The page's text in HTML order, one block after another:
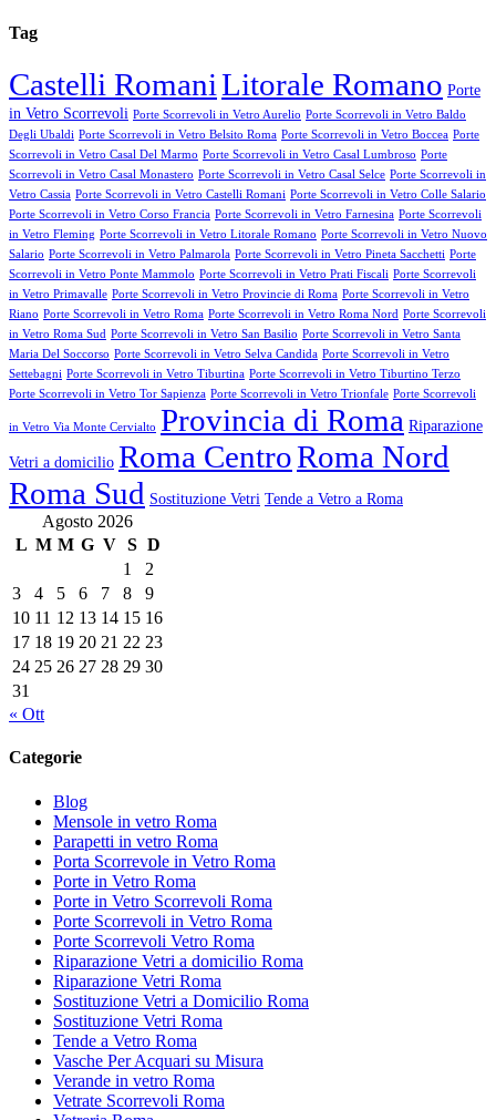
Tag
Castelli RomaniLitorale Romano Porte
in Vetro Scorrevoli Porte Scorrevoli in Vetro Aurelio Porte Scorrevoli in Vetro Baldo
Degli Ubaldi Porte Scorrevoli in Vetro Belsito Roma Porte Scorrevoli in Vetro Boccea Porte
Scorrevoli in Vetro Casal Del Marmo Porte Scorrevoli in Vetro Casal Lumbroso Porte
Scorrevoli in Vetro Casal Monastero Porte Scorrevoli in Vetro Casal Selce Porte Scorrevoli in
Vetro Cassia Porte Scorrevoli in Vetro Castelli Romani Porte Scorrevoli in Vetro Colle Salario
Porte Scorrevoli in Vetro Corso Francia Porte Scorrevoli in Vetro Farnesina Porte Scorrevoli
in Vetro Fleming Porte Scorrevoli in Vetro Litorale Romano Porte Scorrevoli in Vetro Nuovo
Salario Porte Scorrevoli in Vetro Palmarola Porte Scorrevoli in Vetro Pineta Sacchetti Porte
Scorrevoli in Vetro Ponte Mammolo Porte Scorrevoli in Vetro Prati Fiscali Porte Scorrevoli
in Vetro Primavalle Porte Scorrevoli in Vetro Provincie di Roma Porte Scorrevoli in Vetro
Riano Porte Scorrevoli in Vetro Roma Porte Scorrevoli in Vetro Roma Nord Porte Scorrevoli
in Vetro Roma Sud Porte Scorrevoli in Vetro San Basilio Porte Scorrevoli in Vetro Santa
Maria Del Soccorso Porte Scorrevoli in Vetro Selva Candida Porte Scorrevoli in Vetro
Settebagni Porte Scorrevoli in Vetro Tiburtina Porte Scorrevoli in Vetro Tiburtino Terzo
Porte Scorrevoli in Vetro Tor Sapienza Porte Scorrevoli in Vetro Trionfale Porte Scorrevoli
in Vetro Via Monte Cervialto Provincia di Roma Riparazione
Vetri a domicilio Roma CentroRoma Nord
Roma Sud Sostituzione Vetri Tende a Vetro a Roma
Agosto 2026
L M M G V S D
1
2
3
4 5 6 7 8
9
10 11 12 13 14 15 16
17 18 19 20 21 22 23
24 25 26 27 28 29 30
31
« Ott
Categorie
Blog
Mensole in vetro Roma
Parapetti in vetro Roma
Porta Scorrevole in Vetro Roma
Porte in Vetro Roma
Porte in Vetro Scorrevoli Roma
Porte Scorrevoli in Vetro Roma
Porte Scorrevoli Vetro Roma
Riparazione Vetri a domicilio Roma
Riparazione Vetri Roma
Sostituzione Vetri a Domicilio Roma
Sostituzione Vetri Roma
Tende a Vetro Roma
Vasche Per Acquari su Misura
Verande in vetro Roma
Vetrate Scorrevoli Roma